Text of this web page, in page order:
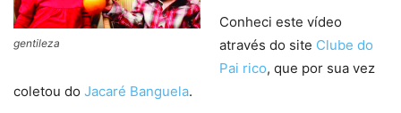
gentileza
Conheci este vídeo
através do site Clube do
Pai rico, que por sua vez
coletou do Jacaré Banguela.